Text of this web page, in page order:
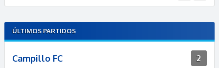
ÚLTIMOS PARTIDOS
Campillo FC 2